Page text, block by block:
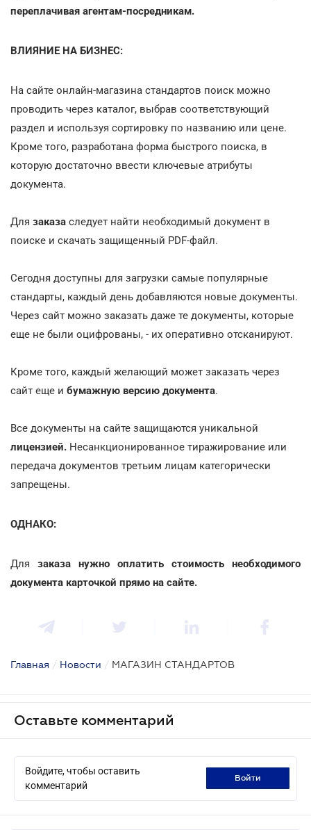
переплачивая агентам-посредникам.
ВЛИЯНИЕ НА БИЗНЕС:
На сайте онлайн-магазина стандартов поиск можно
проводить через каталог, выбрав соответствующий
раздел и используя сортировку по названию или цене.
Кроме того, разработана форма быстрого поиска, в
которую достаточно ввести ключевые атрибуты
документа.
Для заказа следует найти необходимый документ в
поиске и скачать защищенный PDF-файл.
Сегодня доступны для загрузки самые популярные
стандарты, каждый день добавляются новые документы.
Через сайт можно заказать даже те документы, которые
еще не были оцифрованы, - их оперативно отсканируют.
Кроме того, каждый желающий может заказать через
сайт еще и бумажную версию документа.
Все документы на сайте защищаются уникальной
лицензией. Несанкционированное тиражирование или
передача документов третьим лицам категорически
запрещены.
ОДНАКО:
Для заказа
нужно оплатить стоимость необходимого
документа карточкой прямо на сайте.
Главная / Новости / МАГАЗИН СТАНДАРТОВ
Оставьте комментарий
Войдите, чтобы оставить
комментарий
войти